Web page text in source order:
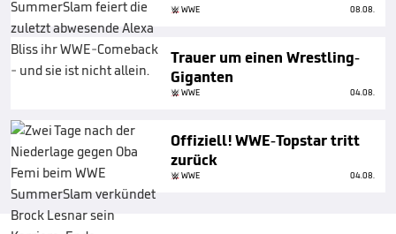
WWE 08.08.
Trauer um einen Wrestling-
Giganten
WWE 04.08.
Offiziell! WWE-Topstar tritt
zurück
WWE 04.08.